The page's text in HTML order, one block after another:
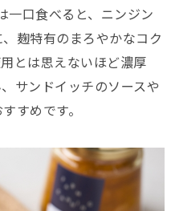
一口食べると、ニンジン
麹特有のまろやかなコク
とは思えないほど濃厚
サンドイッチのソースや
すめです。